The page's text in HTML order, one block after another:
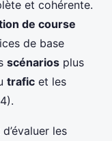
et cohérente.
de course
de base
scénarios plus
trafic et les
les